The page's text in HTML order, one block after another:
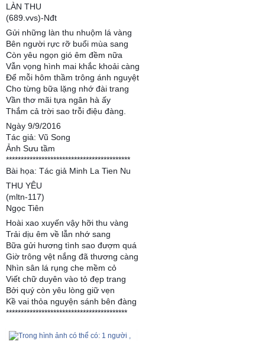
LÀN THU
(689.vvs)-Nđt
Gửi những làn thu nhuộm lá vàng
Bên người rực rỡ buổi mùa sang
Còn yêu ngọn gió êm đềm nữa
Vẫn vọng hình mai khắc khoải càng
Để mỗi hôm thầm trông ánh nguyệt
Cho từng bữa lặng nhớ đài trang
Vần thơ mãi tựa ngân hà ấy
Thắm cả trời sao trỗi điệu đàng.
Ngày 9/9/2016
Tác giả: Vũ Song
Ảnh Sưu tầm
******************************************
Bài họa: Tác giả Minh La Tien Nu
THU YÊU
(mltn-117)
Ngọc Tiên
Hoài xao xuyến vậy hỡi thu vàng
Trải dịu êm về lẫn nhớ sang
Bữa gửi hương tình sao đượm quá
Giờ trông vệt nắng đã thương càng
Nhìn sân lá rụng che mềm cỏ
Viết chữ duyên vào tỏ đẹp trang
Bởi quý còn yêu lòng giữ vẹn
Kề vai thỏa nguyện sánh bên đàng
*****************************************